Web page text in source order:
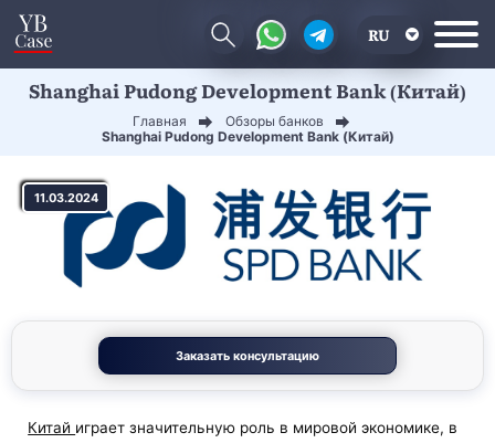
RU
EN
Shanghai Pudong Development Bank (Китай)
Главная
Обзоры банков
Shanghai Pudong Development Bank (Китай)
11.03.2024
Заказать консультацию
Китай играет значительную роль в мировой экономике, в